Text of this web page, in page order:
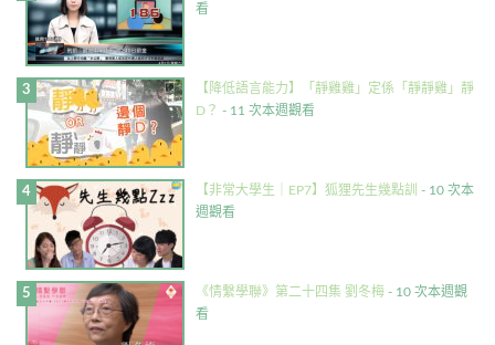
看
【降低語言能力】「靜雞雞」定係「靜靜雞」靜
D？ - 11 次本週觀看
【非常大學生｜EP7】狐狸先生幾點訓 - 10 次本
週觀看
《情繫學聯》第二十四集 劉冬梅 - 10 次本週觀
看